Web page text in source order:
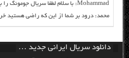
Mohammad: با سلام لطفا سریال جومونگ را بدون سانس...
محمد: درود بر شما از این که راضی هستید
دانلود سریال ایرانی جدید …